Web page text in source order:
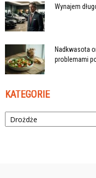
Wynajem
Nadkwasota
problemami
KATEGORIE
Kategorie